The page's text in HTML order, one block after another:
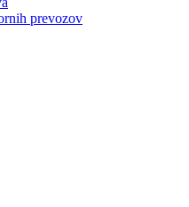
prevozov